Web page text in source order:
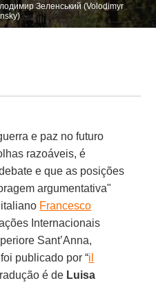
Зеленський (Volodimyr
e paz no futuro
razoáveis, é
e que as posições
argumentativa"
Francesco
Internacionais
Sant’Anna,
publicado por “il
é de Luisa